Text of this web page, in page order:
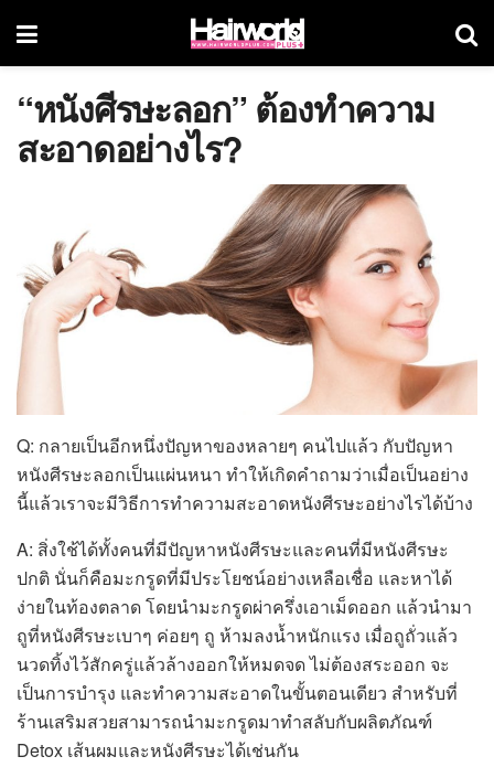
“หนังศีรษะลอก” ต้องทำความ
สะอาดอย่างไร?
Q: กลายเป็นอีกหนึ่งปัญหาของหลายๆ คนไปแล้ว กับปัญหา
หนังศีรษะลอกเป็นแผ่นหนา ทำให้เกิดคำถามว่าเมื่อเป็นอย่าง
นี้แล้วเราจะมีวิธีการทำความสะอาดหนังศีรษะอย่างไรได้บ้าง
A: สิ่งใช้ได้ทั้งคนที่มีปัญหาหนังศีรษะและคนที่มีหนังศีรษะ
ปกติ นั่นก็คือมะกรูดที่มีประโยชน์อย่างเหลือเชื่อ และหาได้
ง่ายในท้องตลาด โดยนำมะกรูดผ่าครึ่งเอาเม็ดออก แล้วนำมา
ถูที่หนังศีรษะเบาๆ ค่อยๆ ถู ห้ามลงน้ำหนักแรง เมื่อถูถั่วแล้ว
นวดทิ้งไว้สักครู่แล้วล้างออกให้หมดจด ไม่ต้องสระออก จะ
เป็นการบำรุง และทำความสะอาดในขั้นตอนเดียว สำหรับที่
ร้านเสริมสวยสามารถนำมะกรูดมาทำสลับกับผลิตภัณฑ์
Detox เส้นผมและหนังศีรษะได้เช่นกัน